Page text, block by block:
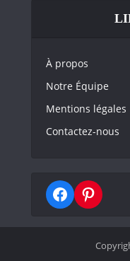
À propos
Notre Équipe
Mentions légales
Contactez-nous